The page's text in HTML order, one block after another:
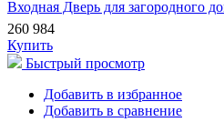
Входная Дверь для загородного
260 984
Купить
Быстрый просмотр
Добавить в избранное
Добавить в сравнение